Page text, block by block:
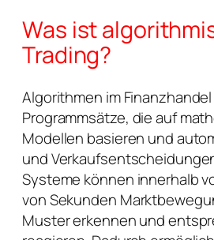
Was ist
Trading?
Algorithmen im
Programmsätze, die auf
Modellen basieren und
und
Systeme können innerhalb
von Sekunden
Muster erkennen und